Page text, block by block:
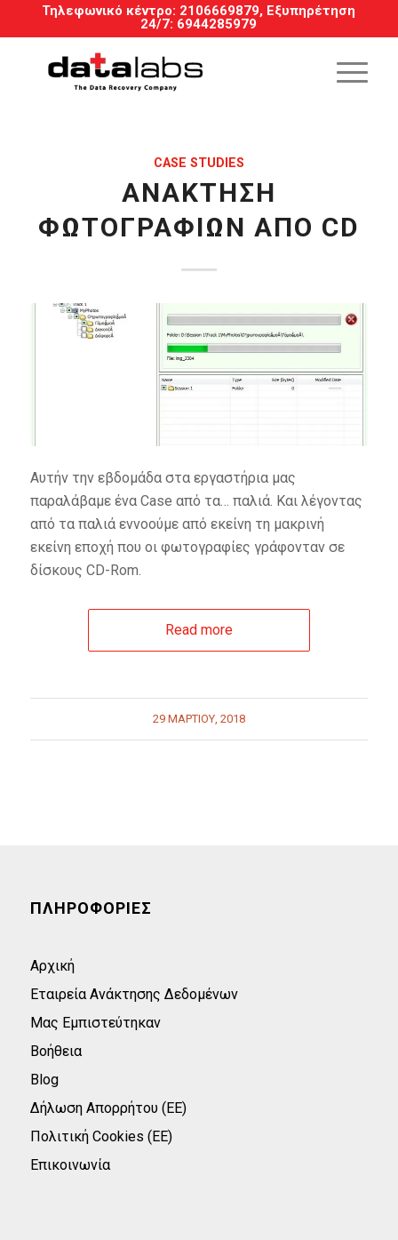
Τηλεφωνικό κέντρο: 2106669879, Εξυπηρέτηση
24/7: 6944285979
CASE STUDIES
ΑΝΆΚΤΗΣΗ
ΦΩΤΟΓΡΑΦΙΏΝ ΑΠΌ CD
Αυτήν την εβδομάδα στα εργαστήρια μας
παραλάβαμε ένα Case από τα… παλιά. Και λέγοντας
από τα παλιά εννοούμε από εκείνη τη μακρινή
εκείνη εποχή που οι φωτογραφίες γράφονταν σε
δίσκους CD-Rom.
Read more
29 ΜΑΡΤΊΟΥ, 2018
ΠΛΗΡΟΦΟΡΙΕΣ
Αρχική
Εταιρεία Ανάκτησης Δεδομένων
Μας Εμπιστεύτηκαν
Βοήθεια
Blog
Δήλωση Απορρήτου (ΕΕ)
Πολιτική Cookies (ΕΕ)
Επικοινωνία